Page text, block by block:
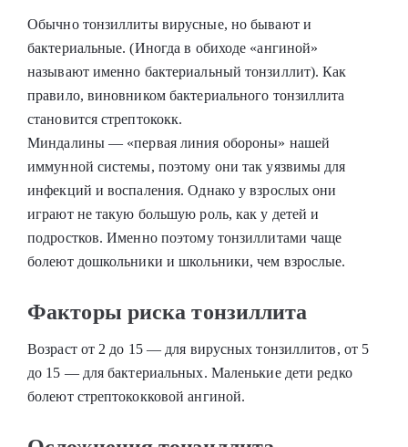
Обычно тонзиллиты вирусные, но бывают и
бактериальные. (Иногда в обиходе «ангиной»
называют именно бактериальный тонзиллит). Как
правило, виновником бактериального тонзиллита
становится стрептококк.
Миндалины — «первая линия обороны» нашей
иммунной системы, поэтому они так уязвимы для
инфекций и воспаления. Однако у взрослых они
играют не такую большую роль, как у детей и
подростков. Именно поэтому тонзиллитами чаще
болеют дошкольники и школьники, чем взрослые.
Факторы риска тонзиллита
Возраст от 2 до 15 — для вирусных тонзиллитов, от 5
до 15 — для бактериальных. Маленькие дети редко
болеют стрептококковой ангиной.